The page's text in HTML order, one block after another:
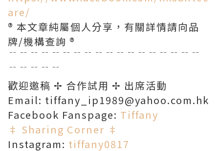
are/
® 本文章純屬個人分享，有關詳情請向品
牌/機構查詢 ®
﹊﹊﹊﹊﹊﹊﹊﹊﹊﹊﹊﹊﹊﹊﹊﹊﹊﹊
﹊﹊﹊﹊﹊
歡迎邀稿 ✢ 合作試用 ✢ 出席活動
Email: tiffany_ip1989@yahoo.com.hk
Facebook Fanspage: Tiffany
‡ Sharing Corner ‡
Instagram: tiffany0817